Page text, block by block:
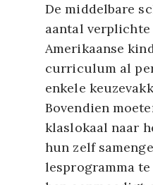
De middelbare
aantal verplichte
Amerikaanse
curriculum al
enkele
Bovendien
klaslokaal naar
hun zelf
lesprogramma